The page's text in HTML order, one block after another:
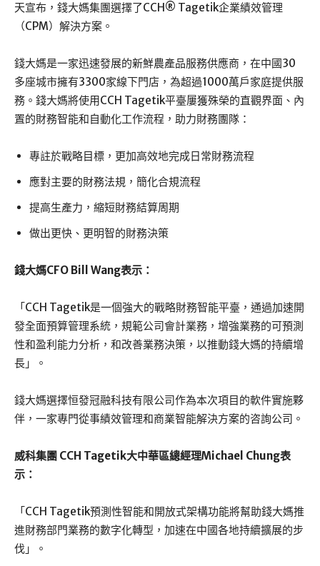
天宣布，錢大媽集團選擇了CCH® Tagetik企業績效管理
（CPM）解決方案。
錢大媽是一家迅速發展的新鮮農產品服務供應商，在中國30
多座城市擁有3300家線下門店，為超過1000萬戶家庭提供服
務。錢大媽將使用CCH Tagetik平臺屢獲殊榮的直觀界面、內
置的財務智能和自動化工作流程，助力財務團隊：
專註於戰略目標，更加高效地完成日常財務流程
應對主要的財務法規，簡化合規流程
提高生產力，縮短財務結算周期
做出更快、更明智的財務決策
錢大媽CFO Bill Wang表示：
「CCH Tagetik是一個強大的戰略財務智能平臺，通過加速開
發全面預算管理系統，規範公司會計業務，增強業務的可預測
性和盈利能力分析，和改善業務決策，以推動錢大媽的持續增
長」。
錢大媽選擇恒發冠融科技有限公司作為本次項目的軟件實施夥
伴，一家專門從事績效管理和商業智能解決方案的咨詢公司。
威科集團 CCH Tagetik大中華區總經理Michael Chung表
示：
「CCH Tagetik預測性智能和開放式架構功能將幫助錢大媽推
進財務部門業務的數字化轉型，加速在中國各地持續擴展的步
伐」。